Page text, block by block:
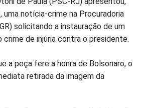
notícia-crime na Procuradoria
solicitando a instauração de um
crime de injúria contra o presidente.
a peça fere a honra de Bolsonaro, o
retirada da imagem da